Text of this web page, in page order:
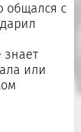
общался с
знает
или